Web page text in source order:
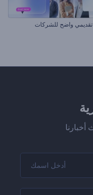
واضح للشركات